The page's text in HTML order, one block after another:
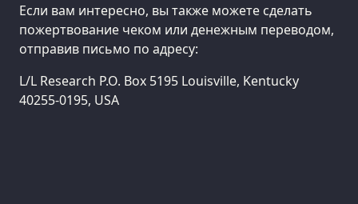
Если вам интересно, вы также можете сделать
пожертвование чеком или денежным переводом,
отправив письмо по адресу:
L/L Research P.O. Box 5195 Louisville, Kentucky
40255-0195, USA